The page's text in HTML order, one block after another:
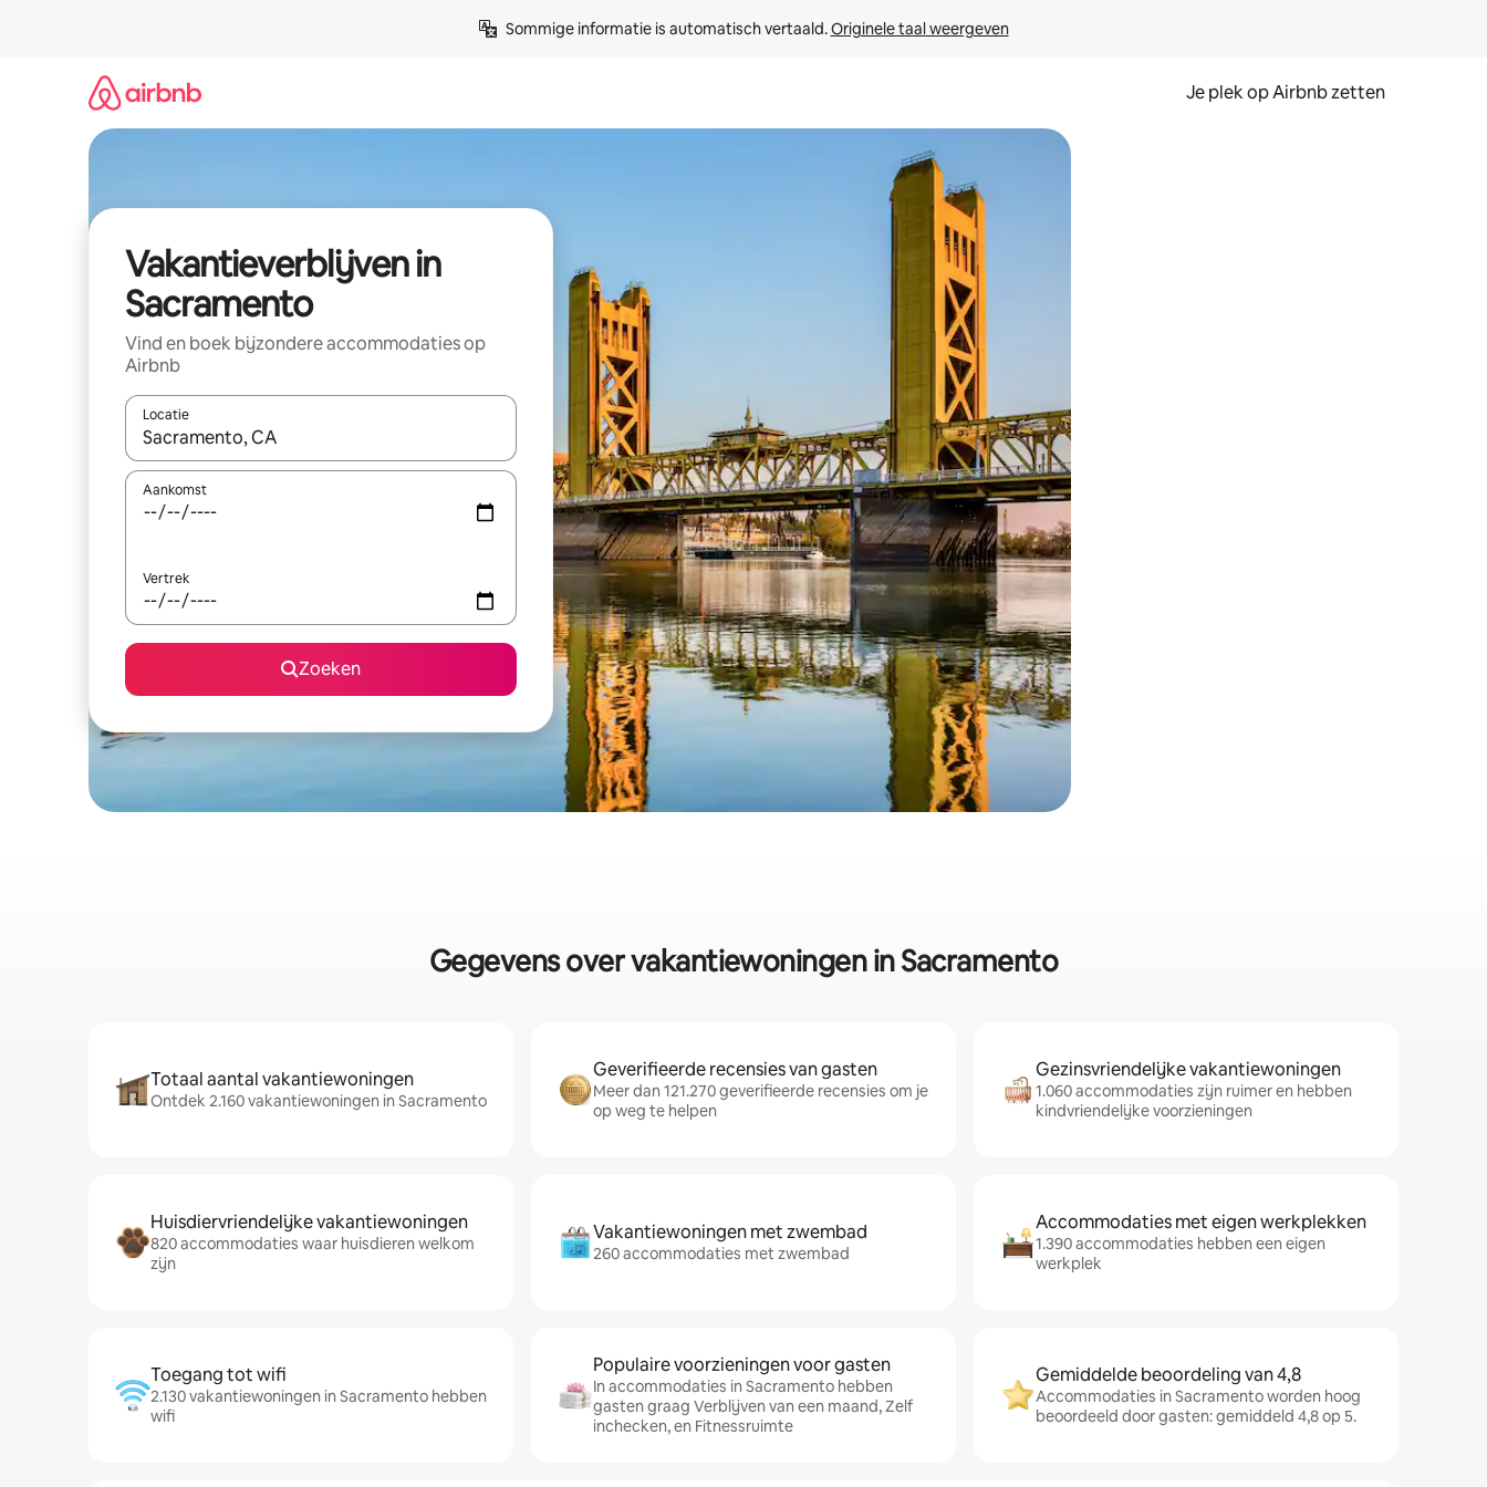
Sommige informatie is automatisch vertaald. Originele taal weergeven
Je plek op Airbnb zetten
Vakantieverblijven in
Sacramento
Vind en boek bijzondere accommodaties op
Airbnb
Locatie
Wanneer er resultaten beschikbaar zijn, maak je een keuze met je de pijltjestoetsen omhoog en omlaag, óf door te tikken of swipen.
Aankomst
Vertrek
Zoeken
Gegevens over vakantiewoningen in Sacramento
Totaal aantal vakantiewoningen
Ontdek 2.160 vakantiewoningen in Sacramento
Geverifieerde recensies van gasten
Meer dan 121.270 geverifieerde recensies om je
op weg te helpen
Gezinsvriendelijke vakantiewoningen
1.060 accommodaties zijn ruimer en hebben
kindvriendelijke voorzieningen
Huisdiervriendelijke vakantiewoningen
820 accommodaties waar huisdieren welkom
zijn
Vakantiewoningen met zwembad
260 accommodaties met zwembad
Accommodaties met eigen werkplekken
1.390 accommodaties hebben een eigen
werkplek
Toegang tot wifi
2.130 vakantiewoningen in Sacramento hebben
wifi
Populaire voorzieningen voor gasten
In accommodaties in Sacramento hebben
gasten graag Verblijven van een maand, Zelf
inchecken, en Fitnessruimte
Gemiddelde beoordeling van 4,8
Accommodaties in Sacramento worden hoog
beoordeeld door gasten: gemiddeld 4,8 op 5.